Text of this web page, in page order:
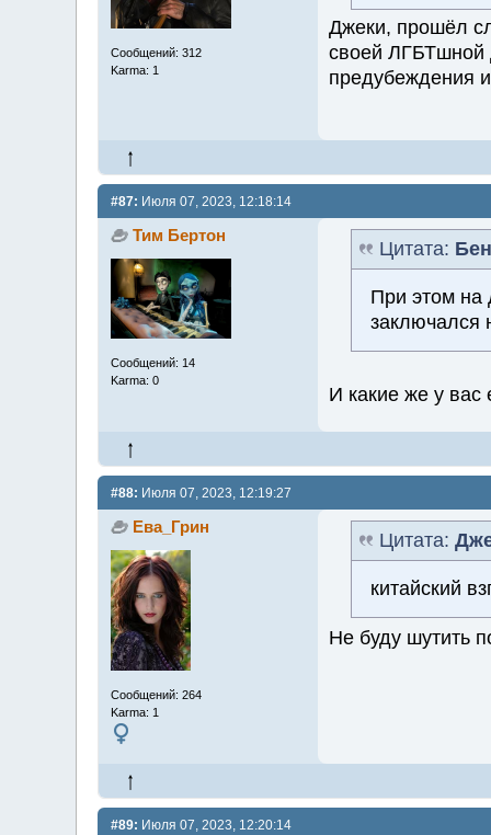
Сообщений: 312
Karma: 1
Джеки, прошёл
своей ЛГБТшной
предубеждения
#87: Июля 07, 2023, 12:18:14
Тим Бертон
Сообщений: 14
Karma: 0
Цитата:
При этом на
заключался
И какие же у
#88: Июля 07, 2023, 12:19:27
Ева_Грин
Сообщений: 264
Karma: 1
Цитата:
китайский
Не буду шутить
#89: Июля 07, 2023, 12:20:14